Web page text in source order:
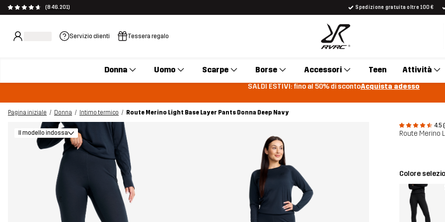
(846.201) Spedizione gratuita oltre 100 €
Servizio clienti Tessera regalo
Donna Uomo Scarpe Borse Accessori Teen Attività
SALDI ESTIVI: fino al 50% di scontoAcquista adesso
Pagina iniziale Donna Intimo termico
Route Merino Light Base Layer Pants Donna Deep Navy
4.5
Route Merino
Il modello indossa
Colore